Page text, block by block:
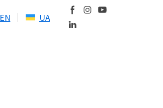
EN UA